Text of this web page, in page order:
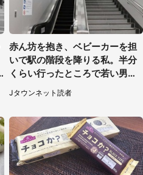
赤ん坊を抱き、ベビーカーを担
いで駅の階段を降りる私。半分
くらい行ったところで若い男性
が...（埼玉県・50代女性）
Jタウンネット読者